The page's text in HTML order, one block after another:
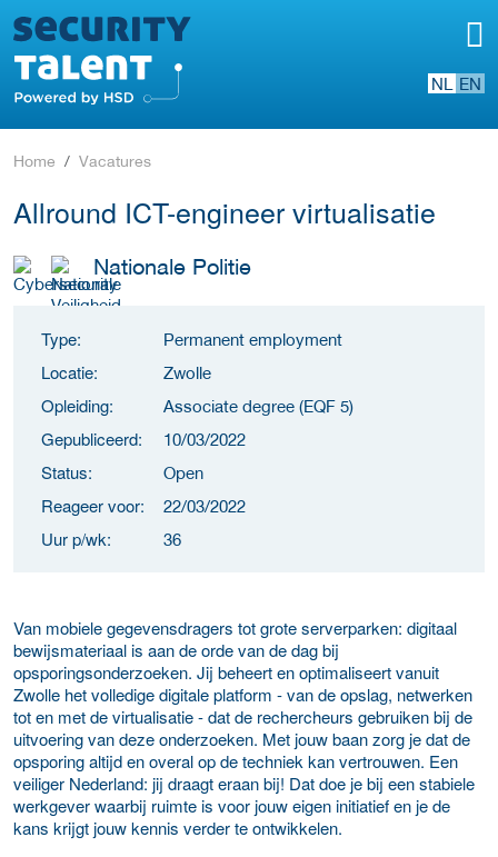
NL EN
Home Vacatures
Allround ICT-engineer virtualisatie
Nationale Politie
Type: Permanent employment
Locatie: Zwolle
Opleiding: Associate degree (EQF 5)
Gepubliceerd: 10/03/2022
Status: Open
Reageer voor: 22/03/2022
Uur p/wk: 36
Van mobiele gegevensdragers tot grote serverparken: digitaal
bewijsmateriaal is aan de orde van de dag bij
opsporingsonderzoeken. Jij beheert en optimaliseert vanuit
Zwolle het volledige digitale platform - van de opslag, netwerken
tot en met de virtualisatie - dat de rechercheurs gebruiken bij de
uitvoering van deze onderzoeken. Met jouw baan zorg je dat de
opsporing altijd en overal op de techniek kan vertrouwen. Een
veiliger Nederland: jij draagt eraan bij! Dat doe je bij een stabiele
werkgever waarbij ruimte is voor jouw eigen initiatief en je de
kans krijgt jouw kennis verder te ontwikkelen.